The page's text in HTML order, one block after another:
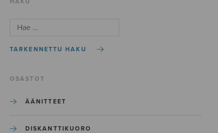
HAKU
TARKENNETTU HAKU
OSASTOT
ÄÄNITTEET
DISKANTTIKUORO